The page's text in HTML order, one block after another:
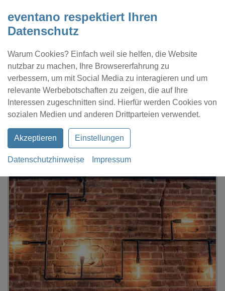
eventano respektiert Ihren
Datenschutz
Warum Cookies? Einfach weil sie helfen, die Website
nutzbar zu machen, Ihre Browsererfahrung zu
verbessern, um mit Social Media zu interagieren und um
relevante Werbebotschaften zu zeigen, die auf Ihre
Interessen zugeschnitten sind. Hierfür werden Cookies von
sozialen Medien und anderen Drittparteien verwendet.
Akzeptieren Einstellungen
Datenschutzhinweise Impressum
Kontakt Location eintragen Profil
Schwarzer Adler Eventsoloutions
Loading...